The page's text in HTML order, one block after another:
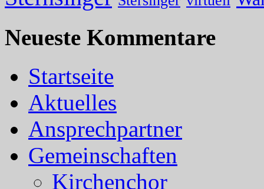
Neueste Kommentare
Startseite
Aktuelles
Ansprechpartner
Gemeinschaften
Kirchenchor